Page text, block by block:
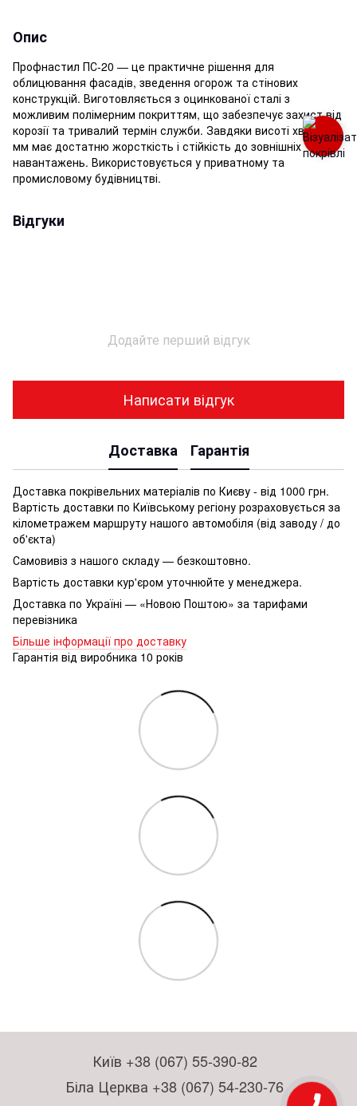
Опис
Профнастил ПС-20 — це практичне рішення для
облицювання фасадів, зведення огорож та стінових
конструкцій. Виготовляється з оцинкованої сталі з
можливим полімерним покриттям, що забезпечує захист від
корозії та тривалий термін служби. Завдяки висоті хвилі 20
мм має достатню жорсткість і стійкість до зовнішніх
навантажень. Використовується у приватному та
промисловому будівництві.
Відгуки
Додайте перший відгук
Написати відгук
Доставка Гарантія
Доставка покрівельних матеріалів по Києву - від 1000 грн.
Вартість доставки по Київському регіону розраховується за
кілометражем маршруту нашого автомобіля (від заводу / до
об'єкта)
Самовивіз з нашого складу — безкоштовно.
Вартість доставки кур'єром уточнюйте у менеджера.
Доставка по Україні — «Новою Поштою» за тарифами
перевізника
Більше інформації про доставку
Гарантія від виробника 10 років
Київ +38 (067) 55-390-82
Біла Церква +38 (067) 54-230-76